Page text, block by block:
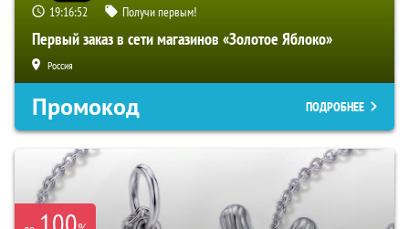
19:16:51 Получи первым!
Первый заказ в сети магазинов «Золотое Яблоко»
Россия
Промокод ПОДРОБНЕЕ